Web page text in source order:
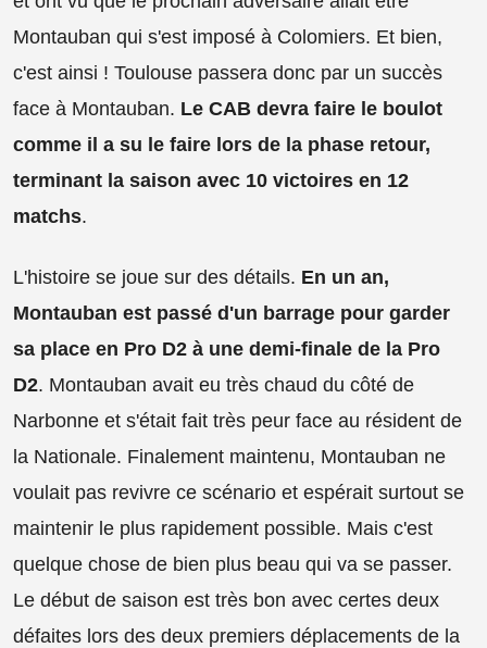
Montauban qui s'est imposé à Colomiers. Et bien,
c'est ainsi ! Toulouse passera donc par un succès
face à Montauban. Le CAB devra faire le boulot
comme il a su le faire lors de la phase retour,
terminant la saison avec 10 victoires en 12
matchs.
L'histoire se joue sur des détails. En un an,
Montauban est passé d'un barrage pour garder
sa place en Pro D2 à une demi-finale de la Pro
D2. Montauban avait eu très chaud du côté de
Narbonne et s'était fait très peur face au résident de
la Nationale. Finalement maintenu, Montauban ne
voulait pas revivre ce scénario et espérait surtout se
maintenir le plus rapidement possible. Mais c'est
quelque chose de bien plus beau qui va se passer.
Le début de saison est très bon avec certes deux
défaites lors des deux premiers déplacements de la